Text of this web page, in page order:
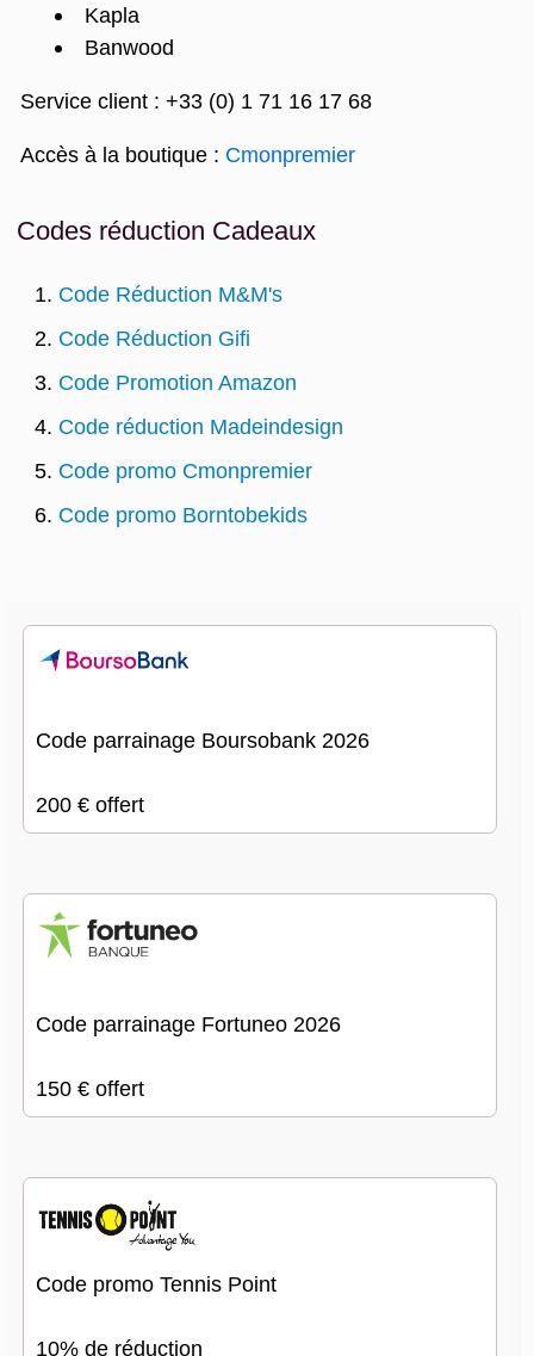
Kapla
Banwood
Service client : +33 (0) 1 71 16 17 68
Accès à la boutique : Cmonpremier
Codes réduction Cadeaux
Code Réduction M&M's
Code Réduction Gifi
Code Promotion Amazon
Code réduction Madeindesign
Code promo Cmonpremier
Code promo Borntobekids
Code parrainage Boursobank 2026
200 € offert
Code parrainage Fortuneo 2026
150 € offert
Code promo Tennis Point
10% de réduction